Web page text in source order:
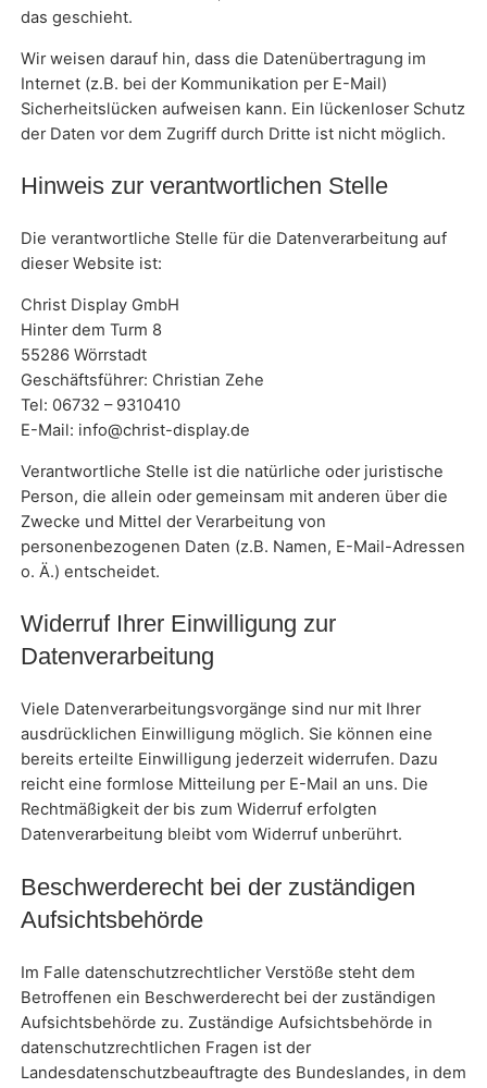
das geschieht.
Wir weisen darauf hin, dass die Datenübertragung im
Internet (z.B. bei der Kommunikation per E-Mail)
Sicherheitslücken aufweisen kann. Ein lückenloser Schutz
der Daten vor dem Zugriff durch Dritte ist nicht möglich.
Hinweis zur verantwortlichen Stelle
Die verantwortliche Stelle für die Datenverarbeitung auf
dieser Website ist:
Christ Display GmbH
Hinter dem Turm 8
55286 Wörrstadt
Geschäftsführer: Christian Zehe
Tel: 06732 – 9310410
E-Mail: info@christ-display.de
Verantwortliche Stelle ist die natürliche oder juristische
Person, die allein oder gemeinsam mit anderen über die
Zwecke und Mittel der Verarbeitung von
personenbezogenen Daten (z.B. Namen, E-Mail-Adressen
o. Ä.) entscheidet.
Widerruf Ihrer Einwilligung zur
Datenverarbeitung
Viele Datenverarbeitungsvorgänge sind nur mit Ihrer
ausdrücklichen Einwilligung möglich. Sie können eine
bereits erteilte Einwilligung jederzeit widerrufen. Dazu
reicht eine formlose Mitteilung per E-Mail an uns. Die
Rechtmäßigkeit der bis zum Widerruf erfolgten
Datenverarbeitung bleibt vom Widerruf unberührt.
Beschwerderecht bei der zuständigen
Aufsichtsbehörde
Im Falle datenschutzrechtlicher Verstöße steht dem
Betroffenen ein Beschwerderecht bei der zuständigen
Aufsichtsbehörde zu. Zuständige Aufsichtsbehörde in
datenschutzrechtlichen Fragen ist der
Landesdatenschutzbeauftragte des Bundeslandes, in dem